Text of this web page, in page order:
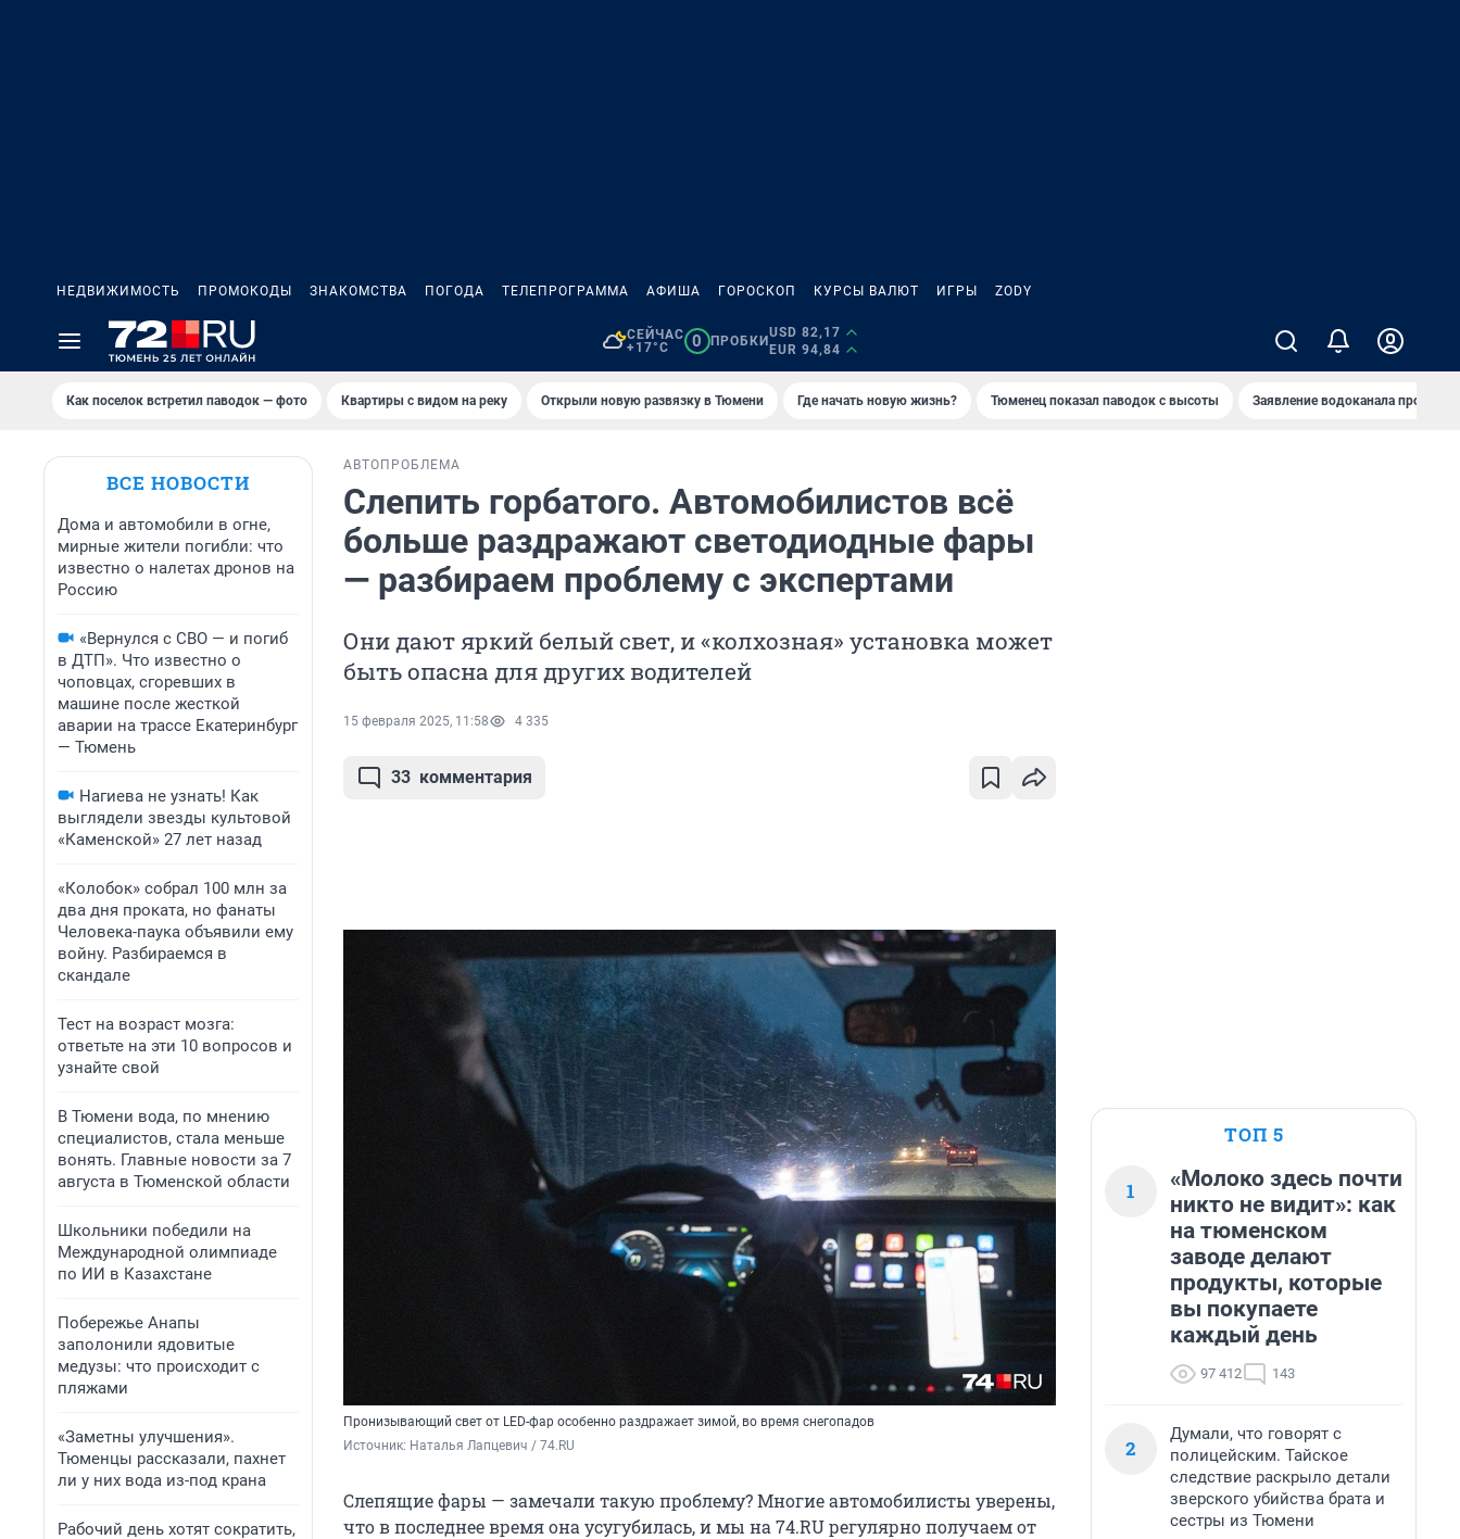
НЕДВИЖИМОСТЬ ПРОМОКОДЫ ЗНАКОМСТВА ПОГОДА ТЕЛЕПРОГРАММА АФИША ГОРОСКОП КУРСЫ ВАЛЮТ ИГРЫ ZODY
СЕЙЧАС
+17°C
0 ПРОБКИ
USD 82,17
EUR 94,84
Как поселок встретил паводок — фото Квартиры с видом на реку Открыли новую развязку в Тюмени Где начать новую жизнь? Тюменец показал паводок с высоты Заявление водоканала про
ВСЕ НОВОСТИ
Дома и автомобили в огне,
мирные жители погибли: что
известно о налетах дронов на
Россию
«Вернулся с СВО — и погиб
в ДТП». Что известно о
чоповцах, сгоревших в
машине после жесткой
аварии на трассе Екатеринбург
— Тюмень
Нагиева не узнать! Как
выглядели звезды культовой
«Каменской» 27 лет назад
«Колобок» собрал 100 млн за
два дня проката, но фанаты
Человека-паука объявили ему
войну. Разбираемся в
скандале
Тест на возраст мозга:
ответьте на эти 10 вопросов и
узнайте свой
В Тюмени вода, по мнению
специалистов, стала меньше
вонять. Главные новости за 7
августа в Тюменской области
Школьники победили на
Международной олимпиаде
по ИИ в Казахстане
Побережье Анапы
заполонили ядовитые
медузы: что происходит с
пляжами
«Заметны улучшения».
Тюменцы рассказали, пахнет
ли у них вода из-под крана
Рабочий день хотят сократить,
АВТО ПРОБЛЕМА
Слепить горбатого. Автомобилистов всё
больше раздражают светодиодные фары
— разбираем проблему с экспертами
Они дают яркий белый свет, и «колхозная» установка может
быть опасна для других водителей
15 февраля 2025, 11:58 4 335
33 комментария
Пронизывающий свет от LED-фар особенно раздражает зимой, во время снегопадов
Источник: Наталья Лапцевич / 74.RU
Слепящие фары — замечали такую проблему? Многие автомобилисты уверены,
что в последнее время она усугубилась, и мы на 74.RU регулярно получаем от
ТОП 5
1
«Молоко здесь почти
никто не видит»: как
на тюменском
заводе делают
продукты, которые
вы покупаете
каждый день
97 412 143
2
Думали, что говорят с
полицейским. Тайское
следствие раскрыло детали
зверского убийства брата и
сестры из Тюмени